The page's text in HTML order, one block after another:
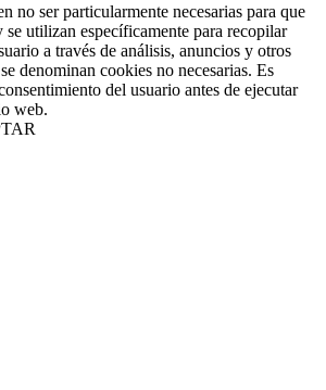
no ser particularmente necesarias para que
utilizan específicamente para recopilar
a través de análisis, anuncios y otros
denominan cookies no necesarias. Es
del usuario antes de ejecutar
web.